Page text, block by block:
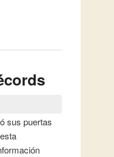
sus puertas